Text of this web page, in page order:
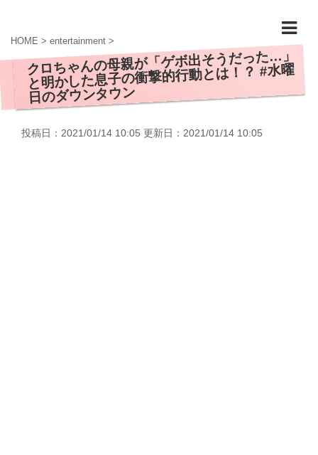
HOME > entertainment >
クロちゃんの母親が「ゲボ出そうだった…」
と明かした息子の衝撃的行動とは！？ #水曜
日のダウンタウン
投稿日：2021/01/14 10:05 更新日： 2021/01/14 10:05